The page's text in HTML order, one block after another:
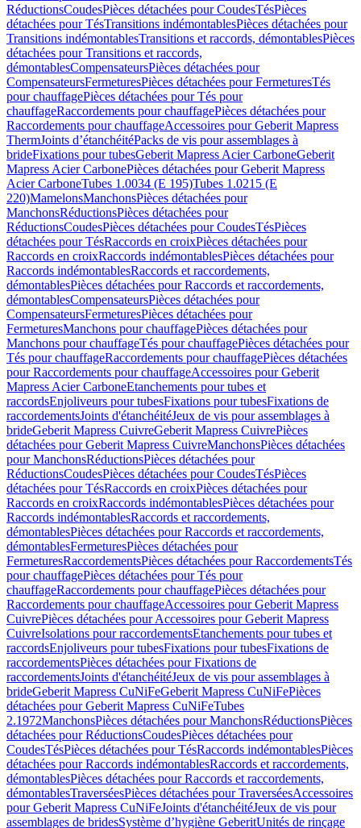
RéductionsCoudesPièces détachées pour CoudesTésPièces
détachées pour TésTransitions indémontablesPièces détachées pour
Transitions indémontablesTransitions et raccords, démontablesPièces
détachées pour Transitions et raccords,
démontablesCompensateursPièces détachées pour
CompensateursFermeturesPièces détachées pour FermeturesTés
pour chauffagePièces détachées pour Tés pour
chauffageRaccordements pour chauffagePièces détachées pour
Raccordements pour chauffageAccessoires pour Geberit Mapress
ThermJoints d’étanchéitéPacks de vis pour assemblages à
brideFixations pour tubesGeberit Mapress Acier CarboneGeberit
Mapress Acier CarbonePièces détachées pour Geberit Mapress
Acier CarboneTubes 1.0034 (E 195)Tubes 1.0215 (E
220)MamelonsManchonsPièces détachées pour
ManchonsRéductionsPièces détachées pour
RéductionsCoudesPièces détachées pour CoudesTésPièces
détachées pour TésRaccords en croixPièces détachées pour
Raccords en croixRaccords indémontablesPièces détachées pour
Raccords indémontablesRaccords et raccordements,
démontablesPièces détachées pour Raccords et raccordements,
démontablesCompensateursPièces détachées pour
CompensateursFermeturesPièces détachées pour
FermeturesManchons pour chauffagePièces détachées pour
Manchons pour chauffageTés pour chauffagePièces détachées pour
Tés pour chauffageRaccordements pour chauffagePièces détachées
pour Raccordements pour chauffageAccessoires pour Geberit
Mapress Acier CarboneEtanchements pour tubes et
raccordsEnjoliveurs pour tubesFixations pour tubesFixations de
raccordementsJoints d'étanchéitéJeux de vis pour assemblages à
brideGeberit Mapress CuivreGeberit Mapress CuivrePièces
détachées pour Geberit Mapress CuivreManchonsPièces détachées
pour ManchonsRéductionsPièces détachées pour
RéductionsCoudesPièces détachées pour CoudesTésPièces
détachées pour TésRaccords en croixPièces détachées pour
Raccords en croixRaccords indémontablesPièces détachées pour
Raccords indémontablesRaccords et raccordements,
démontablesPièces détachées pour Raccords et raccordements,
démontablesFermeturesPièces détachées pour
FermeturesRaccordementsPièces détachées pour RaccordementsTés
pour chauffagePièces détachées pour Tés pour
chauffageRaccordements pour chauffagePièces détachées pour
Raccordements pour chauffageAccessoires pour Geberit Mapress
CuivrePièces détachées pour Accessoires pour Geberit Mapress
CuivreIsolations pour raccordementsEtanchements pour tubes et
raccordsEnjoliveurs pour tubesFixations pour tubesFixations de
raccordementsPièces détachées pour Fixations de
raccordementsJoints d'étanchéitéJeux de vis pour assemblages à
brideGeberit Mapress CuNiFeGeberit Mapress CuNiFePièces
détachées pour Geberit Mapress CuNiFeTubes
2.1972ManchonsPièces détachées pour ManchonsRéductionsPièces
détachées pour RéductionsCoudesPièces détachées pour
CoudesTésPièces détachées pour TésRaccords indémontablesPièces
détachées pour Raccords indémontablesRaccords et raccordements,
démontablesPièces détachées pour Raccords et raccordements,
démontablesTraverséesPièces détachées pour TraverséesAccessoires
pour Geberit Mapress CuNiFeJoints d'étanchéitéJeux de vis pour
assemblages de bridesSystème d’hygiène GeberitUnités de rinçage